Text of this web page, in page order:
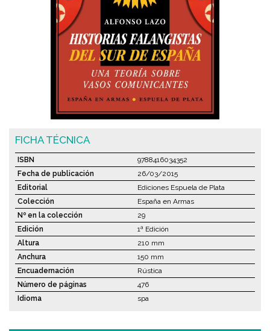
FICHA TÉCNICA
ISBN
9788416034352
Fecha de publicación
26/03/2015
Editorial
Ediciones Espuela de Plata
Colección
España en Armas
Nº en la colección
29
Edición
1ª Edición
Altura
210 mm
Anchura
150 mm
Encuadernación
Rústica
Número de páginas
476
Idioma
spa